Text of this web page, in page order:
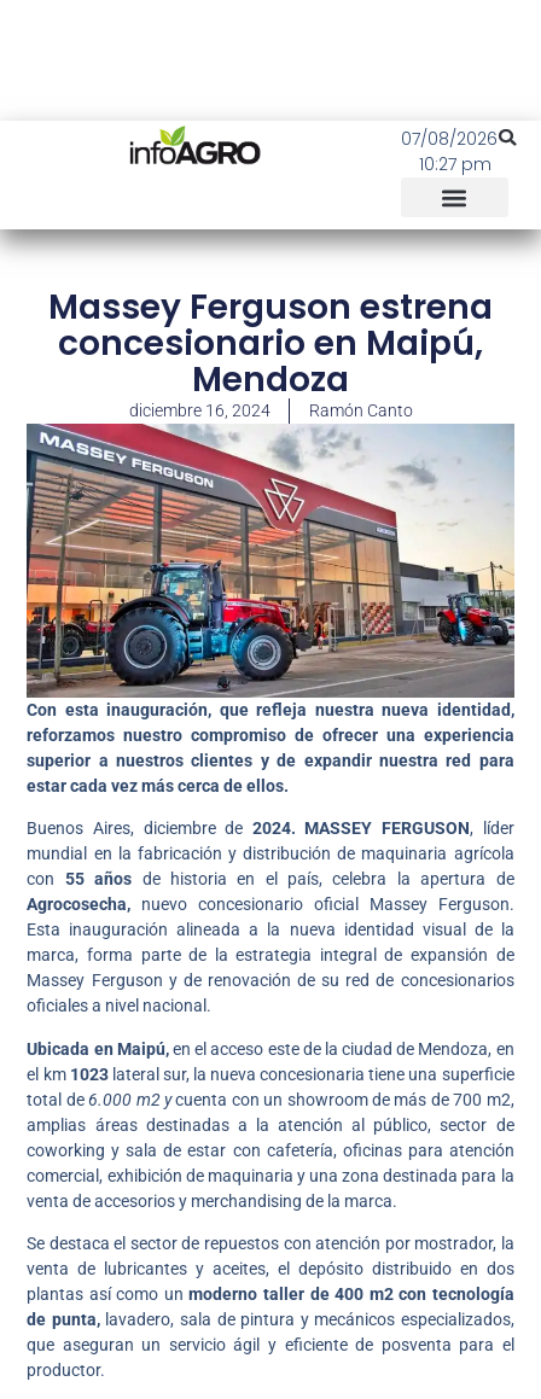
07/08/2026
10:27 pm
Massey Ferguson estrena
concesionario en Maipú,
Mendoza
diciembre 16, 2024 Ramón Canto
Con esta inauguración, que refleja nuestra nueva identidad,
reforzamos nuestro compromiso de ofrecer una experiencia
superior a nuestros clientes y de expandir nuestra red para
estar cada vez más cerca de ellos.
Buenos Aires, diciembre de 2024. MASSEY FERGUSON, líder
mundial en la fabricación y distribución de maquinaria agrícola
con 55 años de historia en el país, celebra la apertura de
Agrocosecha, nuevo concesionario oficial Massey Ferguson.
Esta inauguración alineada a la nueva identidad visual de la
marca, forma parte de la estrategia integral de expansión de
Massey Ferguson y de renovación de su red de concesionarios
oficiales a nivel nacional.
Ubicada en Maipú,en el acceso este de la ciudad de Mendoza, en
el km1023 lateral sur, la nueva concesionaria tiene una superficie
total de6.000 m2 ycuenta con un showroom de más de 700 m2,
amplias áreas destinadas a la atención al público, sector de
coworking y sala de estar con cafetería, oficinas para atención
comercial, exhibición de maquinaria y una zona destinada para la
venta de accesorios y merchandising de la marca.
Se destaca el sector de repuestos con atención por mostrador, la
venta de lubricantes y aceites, el depósito distribuido en dos
plantas así como unmoderno taller de 400 m2 con tecnología
de punta,lavadero, sala de pintura y mecánicos especializados,
que aseguran un servicio ágil y eficiente de posventa para el
productor.